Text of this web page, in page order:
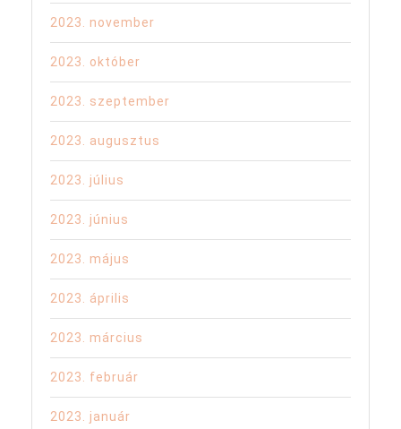
2023. november
2023. október
2023. szeptember
2023. augusztus
2023. július
2023. június
2023. május
2023. április
2023. március
2023. február
2023. január